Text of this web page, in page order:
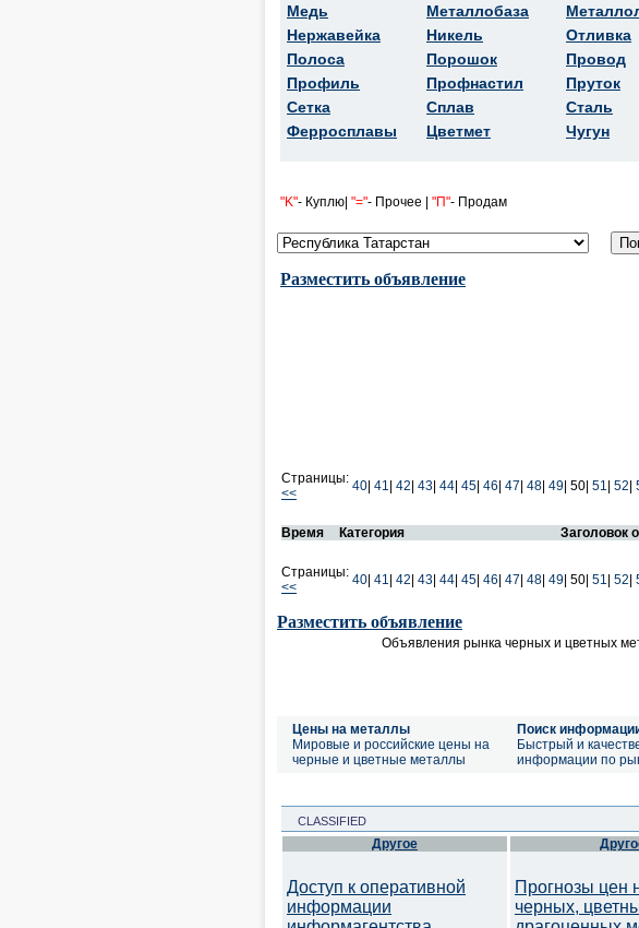
Медь
Нержавейка
Полоса
Профиль
Сетка
Ферросплавы
Металлобаза
Никель
Порошок
Профнастил
Сплав
Цветмет
Отливка
Провод
Пруток
Сталь
Чугун
"K"- Куплю| "="- Прочее | "П"- Продам
Разместить объявление
Страницы:
<<
40 41 42 43 44 45 46 47 48 49 50| 51 52
Время Категория Заголовок
Страницы:
<<
40 41 42 43 44 45 46 47 48 49 50| 51 52
Разместить объявление
Объявления рынка черных и цветных
Цены на металлы
Мировые и российские цены на
черные и цветные металлы
Поиск
Быстрый и
информации по
CLASSIFIED
Другое
Доступ к оперативной
информации
Прогнозы цен
черных,